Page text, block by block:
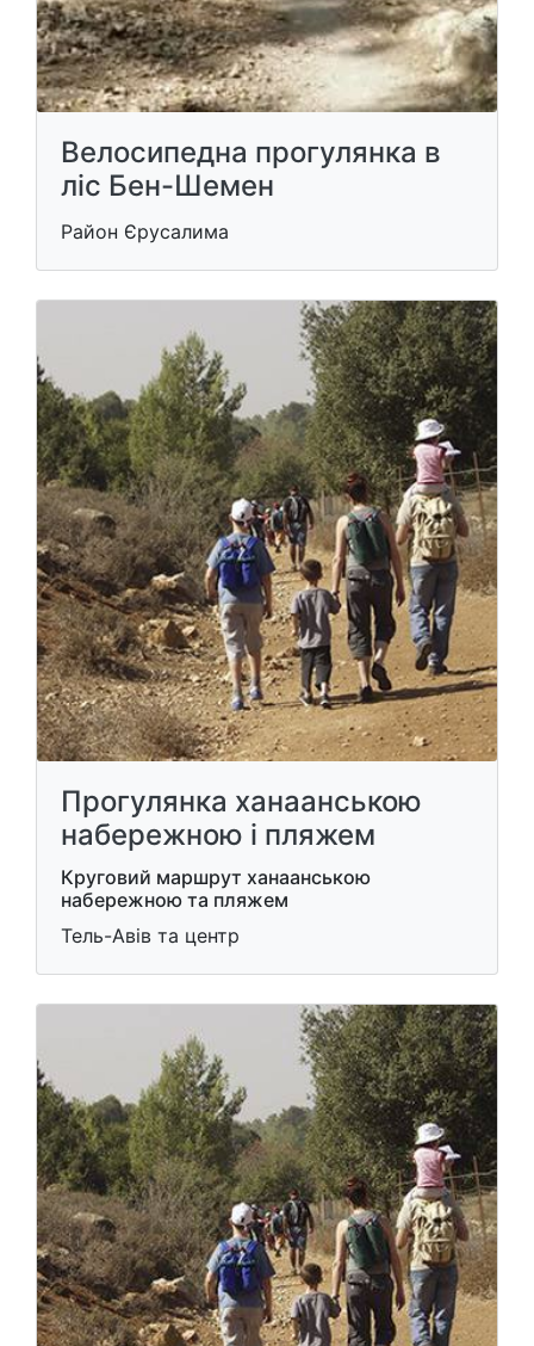
Велосипедна прогулянка в
ліс Бен-Шемен
Район Єрусалима
Прогулянка ханаанською
набережною і пляжем
Круговий маршрут ханаанською
набережною та пляжем
Тель-Авів та центр